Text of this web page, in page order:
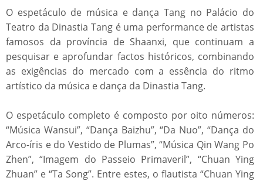
O espetáculo de música e dança Tang no Palácio do
Teatro da Dinastia Tang é uma performance de artistas
famosos da província de Shaanxi, que continuam a
pesquisar e aprofundar factos históricos, combinando
as exigências do mercado com a essência do ritmo
artístico da música e dança da Dinastia Tang.
O espetáculo completo é composto por oito números:
“Música Wansui”, “Dança Baizhu”, “Da Nuo”, “Dança do
Arco-íris e do Vestido de Plumas”, “Música Qin Wang Po
Zhen”, “Imagem do Passeio Primaveril”, “Chuan Ying
Zhuan” e “Ta Song”. Entre estes, o flautista “Chuan Ying